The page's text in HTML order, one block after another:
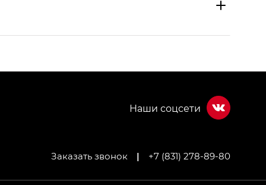
Заказать звонок | +7 (831) 278-89-80